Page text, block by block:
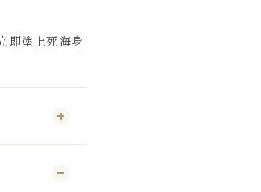
即塗上死海身